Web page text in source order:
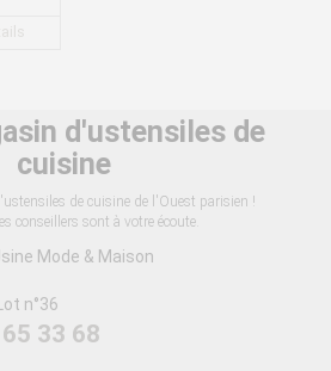
d'ustensiles de
cuisine
de cuisine de l'Ouest parisien !
conseillers sont à votre écoute.
Mode & Maison
n°36
33 68